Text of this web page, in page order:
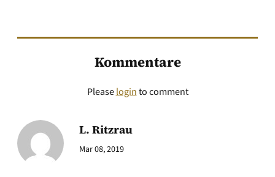
Kommentare
Pleaseloginto comment
L. Ritzrau
Mar 08, 2019